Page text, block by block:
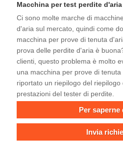
Macchina per test perdite d'aria
Ci sono molte marche di
d'aria sul mercato, quindi come
macchina per prove di tenuta
prova delle perdite d'aria è
clienti, questo problema è molto
una macchina per prove di
riportato un riepilogo del riepilogo
prestazioni del tester di perdite.
Per saperne
Invia